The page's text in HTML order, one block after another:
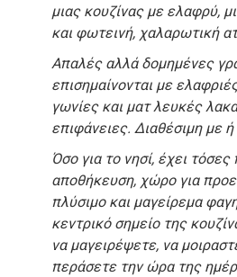
μιας κουζίνας με ελαφρύ,
και φωτεινή, χαλαρωτική
Απαλές αλλά δομημένες
επισημαίνονται με
γωνίες και ματ λευκές
επιφάνειες. Διαθέσιμη με
Όσο για το νησί, έχει
αποθήκευση, χώρο για
πλύσιμο και μαγείρεμα
κεντρικό σημείο της
να μαγειρέψετε, να
περάσετε την ώρα της